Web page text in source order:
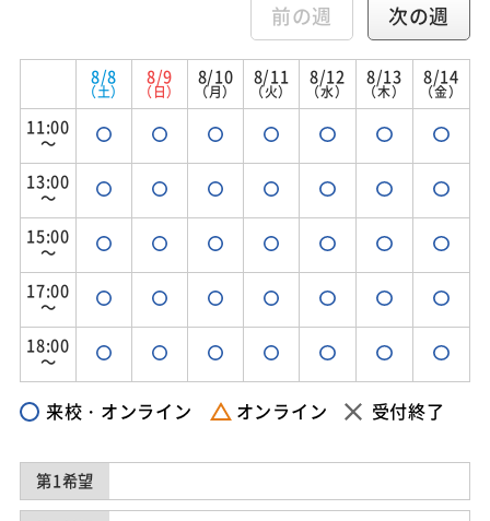
前の週 次の週
8/8
（土）
8/9
（日）
8/10
（月）
8/11
（火）
8/12
（水）
8/13
（木）
8/14
（金）
11:00
～
13:00
～
15:00
～
17:00
～
18:00
～
来校・オンライン オンライン 受付終了
第1希望